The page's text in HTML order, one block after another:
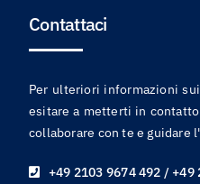
Contattaci
Per ulteriori informazioni
esitare a metterti in
collaborare con te e guidare
+49 2103 9674 492 / +49